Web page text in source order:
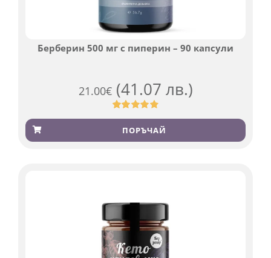
Берберин 500 мг с пиперин – 90 капсули
21.00€ (41.07 лв.)
Оценен
4.84 от 5,
базирано
369
ПОРЪЧАЙ